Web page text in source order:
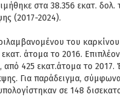
στα 38.356 εκατ. δολ.
(2017-2024).
του
άτομα το 2016.
425 εκατ.άτομα το
Για παράδειγμα,
σε 148